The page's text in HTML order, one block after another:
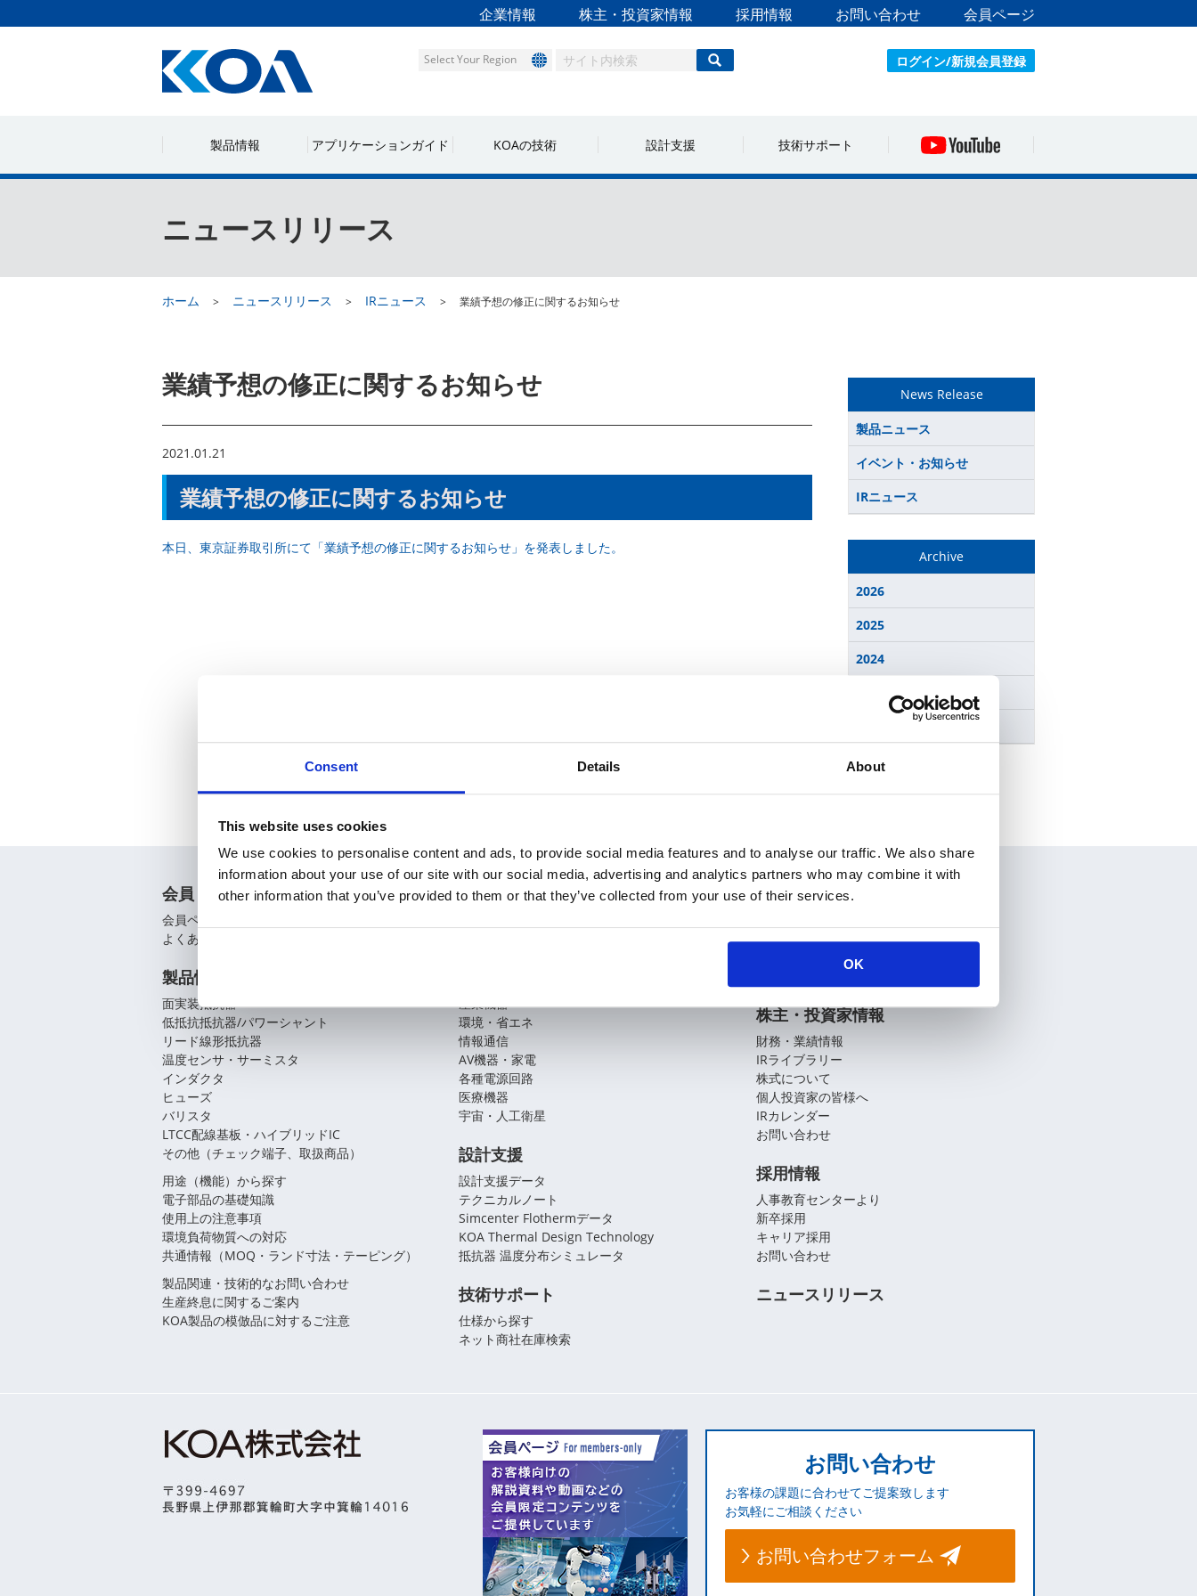
Consent Details About
This website uses cookies
We use cookies to personalise content and ads, to provide social media features and to analyse our traffic. We also share
information about your use of our site with our social media, advertising and analytics partners who may combine it with
other information that you’ve provided to them or that they’ve collected from your use of their services.
OK
企業情報 株主・投資家情報 採用情報 お問い合わせ 会員ページ
ログイン/新規会員登録
Select Your Region
製品情報 アプリケーションガイド KOAの技術 設計支援 技術サポート
ニュースリリース
ホーム ニュースリリース IRニュース 業績予想の修正に関するお知らせ
業績予想の修正に関するお知らせ
2021.01.21
業績予想の修正に関するお知らせ
本日、東京証券取引所にて「業績予想の修正に関するお知らせ」を発表しました。
News Release
製品ニュース
イベント・お知らせ
IRニュース
Archive
2026
2025
2024
会員
会員ページ
よくあるご質問（FAQ）
製品情報
面実装抵抗器
低抵抗抵抗器/パワーシャント
リード線形抵抗器
温度センサ・サーミスタ
インダクタ
ヒューズ
バリスタ
LTCC配線基板・ハイブリッドIC
その他（チェック端子、取扱商品）
用途（機能）から探す
電子部品の基礎知識
使用上の注意事項
環境負荷物質への対応
共通情報（MOQ・ランド寸法・テーピング）
製品関連・技術的なお問い合わせ
生産終息に関するご案内
KOA製品の模倣品に対するご注意
KOAの技術
産業機器
環境・省エネ
情報通信
AV機器・家電
各種電源回路
医療機器
宇宙・人工衛星
設計支援
設計支援データ
テクニカルノート
Simcenter Flothermデータ
KOA Thermal Design Technology
抵抗器 温度分布シミュレータ
技術サポート
仕様から探す
ネット商社在庫検索
企業情報
役員紹介
株主・投資家情報
財務・業績情報
IRライブラリー
株式について
個人投資家の皆様へ
IRカレンダー
お問い合わせ
採用情報
人事教育センターより
新卒採用
キャリア採用
お問い合わせ
ニュースリリース
お問い合わせ
お客様の課題に合わせてご提案致します
お気軽にご相談ください
お問い合わせフォーム